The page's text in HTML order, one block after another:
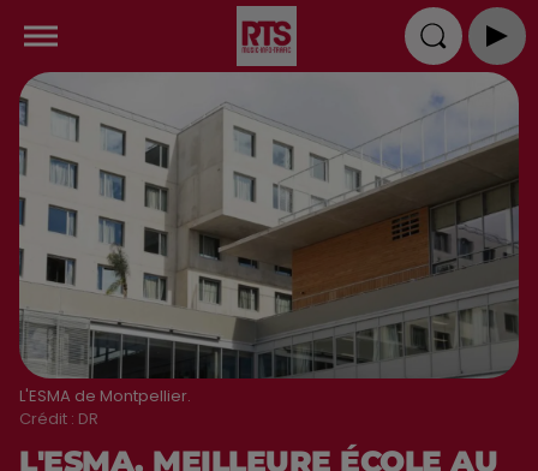
L'ESMA de Montpellier.
Crédit : DR
L'ESMA, MEILLEURE ÉCOLE AU